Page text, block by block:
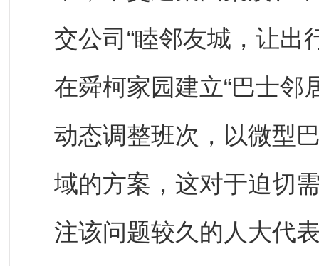
交公司“睦邻友城，让出
在舜柯家园建立“巴士邻
动态调整班次，以微型
域的方案，这对于迫切
注该问题较久的人大代